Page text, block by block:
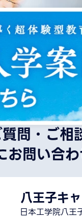
問・ご相
問い合わ
八王子キ
日本工学院八王